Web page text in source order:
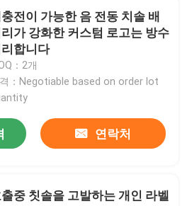
전이 가능한 음 전동 치솔 배
가 강화한 커스텀 로고는 방수
합니다
：2개
：Negotiable based on order lot
연락처
출중 칫솔을 고발하는 개인 라벨